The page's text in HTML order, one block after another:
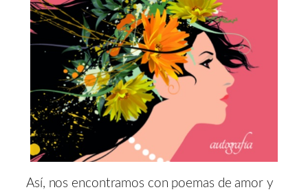
Así, nos encontramos con poemas de amor y